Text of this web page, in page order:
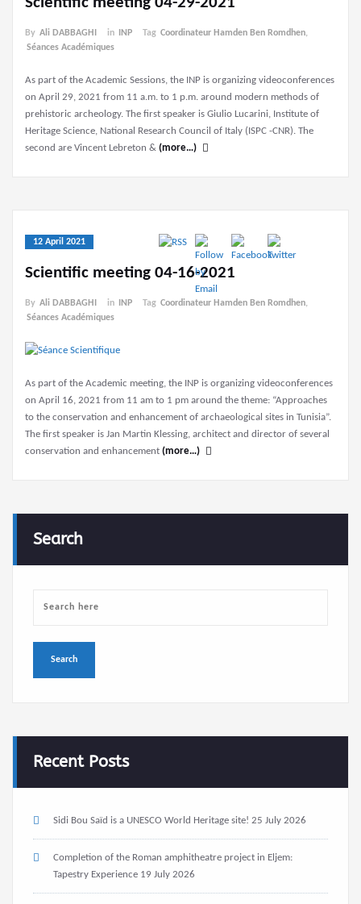
By Ali DABBAGHI in INP Tag Coordinateur Hamden Ben Romdhen,
Séances Académiques
As part of the Academic Sessions, the INP is organizing videoconferences
on April 29, 2021 from 11 a.m. to 1 p.m. around modern methods of
prehistoric archeology. The first speaker is Giulio Lucarini, Institute of
Heritage Science, National Research Council of Italy (ISPC -CNR). The
second are Vincent Lebreton & (more…)
12 April 2021
Scientific meeting 04-16-2021
By Ali DABBAGHI in INP Tag Coordinateur Hamden Ben Romdhen,
Séances Académiques
As part of the Academic meeting, the INP is organizing videoconferences
on April 16, 2021 from 11 am to 1 pm around the theme: “Approaches
to the conservation and enhancement of archaeological sites in Tunisia”.
The first speaker is Jan Martin Klessing, architect and director of several
conservation and enhancement (more…)
Search
Recent Posts
Sidi Bou Saïd is a UNESCO World Heritage site! 25 July 2026
Completion of the Roman amphitheatre project in Eljem:
Tapestry Experience 19 July 2026